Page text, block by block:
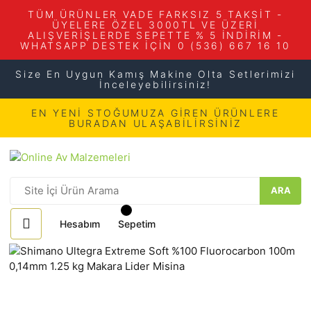
TÜM ÜRÜNLER VADE FARKSIZ 5 TAKSİT -
ÜYELERE ÖZEL 3000TL VE ÜZERİ
ALIŞVERİŞLERDE SEPETTE % 5 İNDİRİM -
WHATSAPP DESTEK İÇİN 0 (536) 667 16 10
Size En Uygun Kamış Makine Olta Setlerimizi
İnceleyebilirsiniz!
EN YENİ STOĞUMUZA GİREN ÜRÜNLERE
BURADAN ULAŞABİLİRSİNİZ
ARA
Hesabım Sepetim